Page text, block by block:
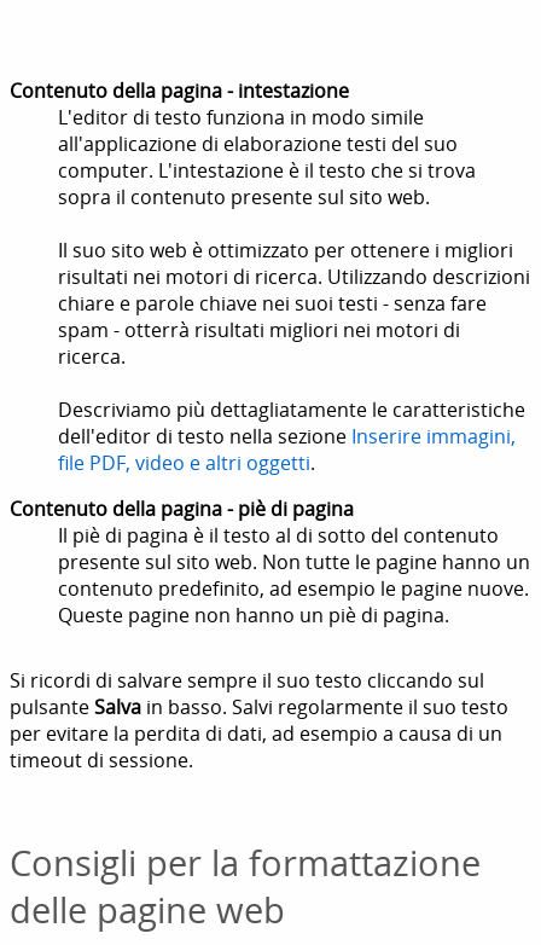
Contenuto della pagina - intestazione
L'editor di testo funziona in modo simile
all'applicazione di elaborazione testi del suo
computer. L'intestazione è il testo che si trova
sopra il contenuto presente sul sito web.
Il suo sito web è ottimizzato per ottenere i migliori
risultati nei motori di ricerca. Utilizzando descrizioni
chiare e parole chiave nei suoi testi - senza fare
spam - otterrà risultati migliori nei motori di
ricerca.
Descriviamo più dettagliatamente le caratteristiche
dell'editor di testo nella sezione Inserire immagini,
file PDF, video e altri oggetti.
Contenuto della pagina - piè di pagina
Il piè di pagina è il testo al di sotto del contenuto
presente sul sito web. Non tutte le pagine hanno un
contenuto predefinito, ad esempio le pagine nuove.
Queste pagine non hanno un piè di pagina.
Si ricordi di salvare sempre il suo testo cliccando sul
pulsanteSalva in basso. Salvi regolarmente il suo testo
per evitare la perdita di dati, ad esempio a causa di un
timeout di sessione.
Consigli per la formattazione
delle pagine web